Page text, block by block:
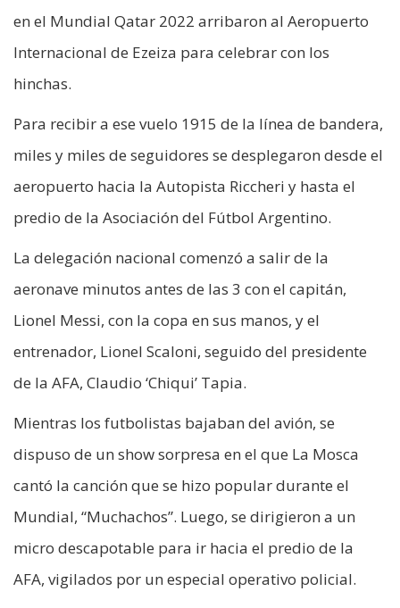
en el Mundial Qatar 2022 arribaron al Aeropuerto
Internacional de Ezeiza para celebrar con los
hinchas.
Para recibir a ese vuelo 1915 de la línea de bandera,
miles y miles de seguidores se desplegaron desde el
aeropuerto hacia la Autopista Riccheri y hasta el
predio de la Asociación del Fútbol Argentino.
La delegación nacional comenzó a salir de la
aeronave minutos antes de las 3 con el capitán,
Lionel Messi, con la copa en sus manos, y el
entrenador, Lionel Scaloni, seguido del presidente
de la AFA, Claudio ‘Chiqui’ Tapia.
Mientras los futbolistas bajaban del avión, se
dispuso de un show sorpresa en el que La Mosca
cantó la canción que se hizo popular durante el
Mundial, “Muchachos”. Luego, se dirigieron a un
micro descapotable para ir hacia el predio de la
AFA, vigilados por un especial operativo policial.